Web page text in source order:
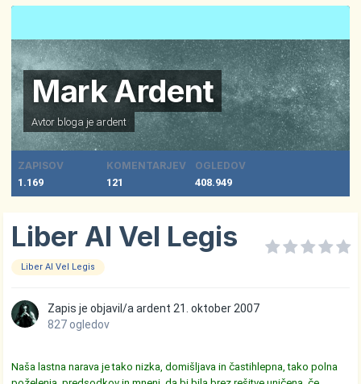
Mark Ardent
Avtor bloga je ardent
ZAPISOV
1.169
KOMENTARJEV
121
OGLEDOV
408.949
Liber Al Vel Legis
Liber Al Vel Legis
Zapis je objavil/aardent 21. oktober 2007
827 ogledov
Naša lastna narava je tako nizka, domišljava in častihlepna, tako polna